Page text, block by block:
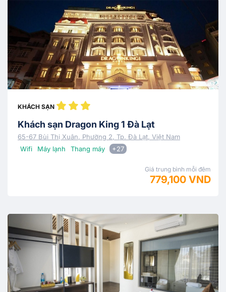
KHÁCH SẠN
Khách sạn Dragon King 1 Đà Lạt
65-67 Bùi Thị Xuân, Phường 2, Tp. Đà Lạt, Việt Nam
Wifi
Máy lạnh Thang máy +27
Giá trung bình mỗi đêm
779,100 VND